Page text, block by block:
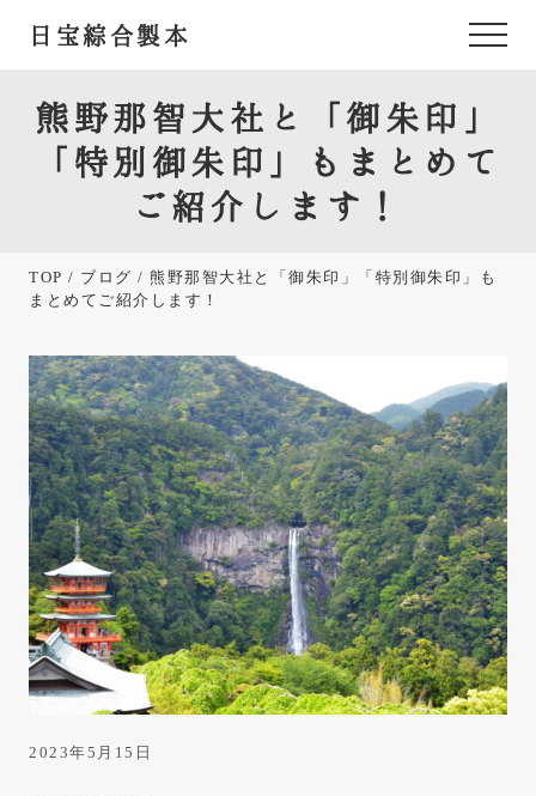
content
sidebar
日宝綜合製本
か
た
御
朱
印
帳
は
き
っ
と
こ
に
Menu
熊野那智大社と「御朱印」
「特別御朱印」もまとめて
ご紹介します！
TOP / ブログ / 熊野那智大社と「御朱印」「特別御朱印」も
まとめてご紹介します！
2023年5月15日